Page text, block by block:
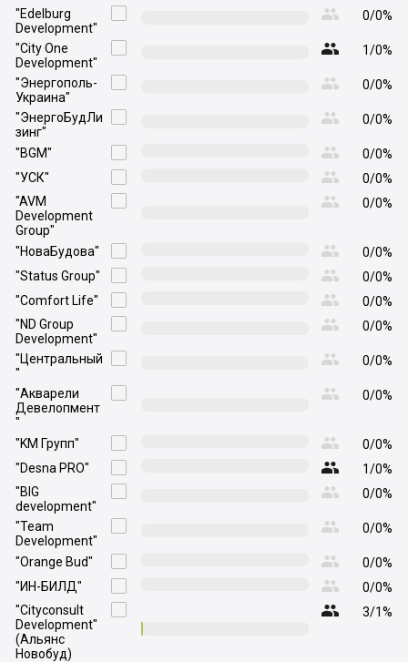

"Edelburg
Development"
 0/0%

"City One
Development"
 1/0%

"Энергополь-
Украина"
 0/0%

"ЭнергоБудЛи
зинг"
 0/0%

"BGM"  0/0%

"УСК"  0/0%

"AVM
Development
Group"
 0/0%

"НоваБудова"  0/0%

"Status Group"  0/0%

"Comfort Life"  0/0%

"ND Group
Development"
 0/0%

"Центральный
"
 0/0%

"Акварели
Девелопмент
"
 0/0%

"KM Групп"  0/0%

"Desna PRO"  1/0%

"BIG
development"
 0/0%

"Team
Development"
 0/0%

"Orange Bud"  0/0%

"ИН-БИЛД"  0/0%

"Cityconsult
Development"
(Альянс
Новобуд)
 3/1%